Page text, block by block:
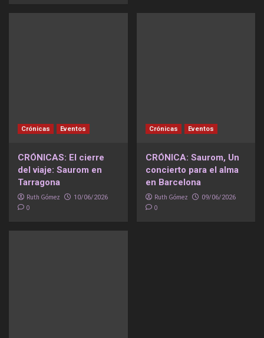
Crónicas Eventos
CRÓNICAS: El cierre
del viaje: Saurom en
Tarragona
Ruth Gómez 10/06/2026
0
Crónicas Eventos
CRÓNICA: Saurom, Un
concierto para el alma
en Barcelona
Ruth Gómez 09/06/2026
0